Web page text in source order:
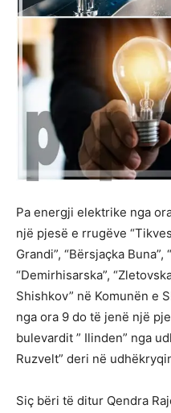
Pa energji elektrike nga
një pjesë e rrugëve
Grandi”, “Bërsjaçka Buna”,
“Demirhisarska”,
Shishkov” në Komunën e
nga ora 9 do të jenë një
bulevardit ” Ilinden” nga
Ruzvelt” deri në
Siç bëri të ditur Qendra